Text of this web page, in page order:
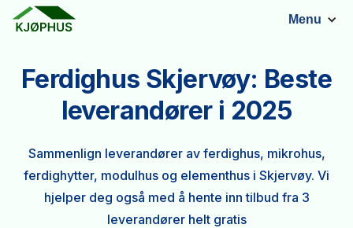
Menu
Ferdighus Skjervøy: Beste
leverandører i 2025
Sammenlign leverandører av ferdighus, mikrohus,
ferdighytter, modulhus og elementhus i Skjervøy. Vi
hjelper deg også med å hente inn tilbud fra 3
leverandører helt gratis